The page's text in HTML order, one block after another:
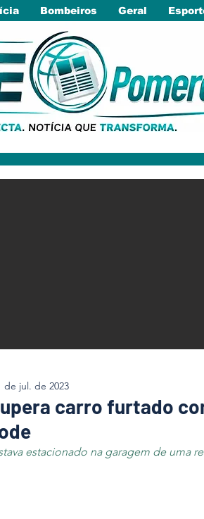
Bombeiros Geral
carro furtado
de jul. de 2023
estacionado na garagem de uma